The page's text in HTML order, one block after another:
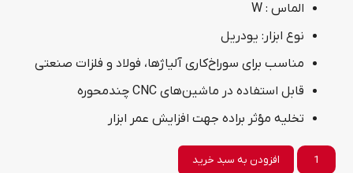
الماس : W
نوع ابزار: یودریل
مناسب برای سوراخ‌کاری آلیاژها، فولاد و فلزات صنعتی
قابل استفاده در ماشین‌های CNC چندمحوره
تخلیه مؤثر براده جهت افزایش عمر ابزار
یودریل
افزودن به سبد خرید